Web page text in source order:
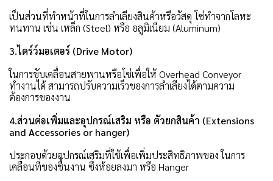
เป็นส่วนที่ทำหน้าที่ในการลำเลียงสินค้าหรือวัสดุ โซ่ทำจากโลหะ
ทนทาน เช่น เหล็ก (Steel) หรือ อลูมิเนียม (Aluminum)
3.ไดร์ว์มอเตอร์ (Drive Motor)
ในการขับเคลื่อนสายพานหรือโซ่เพื่อให้ Overhead Conveyor
ทำงานได้ สามารถปรับความเร็วของการลำเลียงได้ตามความ
ต้องการของงาน
4.ส่วนต่อเพิ่มและอุปกรณ์เสริม หรือ ตัวยกสินค้า (Extensions
and Accessories or hanger)
ประกอบด้วยอุปกรณ์เสริมที่ใช้เพื่อเพิ่มประสิทธิภาพของ ในการ
เคลื่อนที่ของชี้นงาน ซึ่งห้อยลงมา หรือ Hanger